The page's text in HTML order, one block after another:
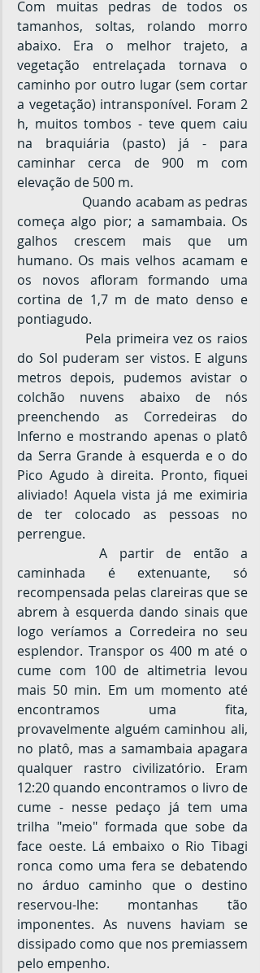
Com muitas pedras de todos os
tamanhos, soltas, rolando morro
abaixo. Era o melhor trajeto, a
vegetação entrelaçada tornava o
caminho por outro lugar (sem cortar
a vegetação) intransponível. Foram 2
h, muitos tombos - teve quem caiu
na braquiária (pasto) já - para
caminhar cerca de 900 m com
elevação de 500 m.
começa algo pior; a samambaia. Os
galhos crescem mais que um
humano. Os mais velhos acamam e
os novos afloram formando uma
cortina de 1,7 m de mato denso e
pontiagudo.
do Sol puderam ser vistos. E alguns
metros depois, pudemos avistar o
colchão nuvens abaixo de nós
preenchendo as Corredeiras do
Inferno e mostrando apenas o platô
da Serra Grande à esquerda e o do
Pico Agudo à direita. Pronto, fiquei
aliviado! Aquela vista já me eximiria
de ter colocado as pessoas no
perrengue.
caminhada é extenuante, só
recompensada pelas clareiras que se
abrem à esquerda dando sinais que
logo veríamos a Corredeira no seu
esplendor. Transpor os 400 m até o
cume com 100 de altimetria levou
mais 50 min. Em um momento até
encontramos uma fita,
provavelmente alguém caminhou ali,
no platô, mas a samambaia apagara
qualquer rastro civilizatório. Eram
12:20 quando encontramos o livro de
cume - nesse pedaço já tem uma
trilha "meio" formada que sobe da
face oeste. Lá embaixo o Rio Tibagi
ronca como uma fera se debatendo
no árduo caminho que o destino
reservou-lhe: montanhas tão
imponentes. As nuvens haviam se
dissipado como que nos premiassem
pelo empenho.